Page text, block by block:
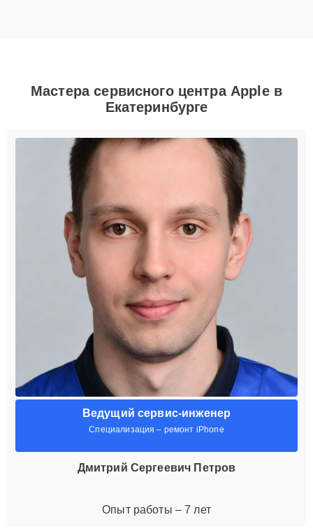
Мастера сервисного центра Apple в
Екатеринбурге
Ведущий сервис-инженер
Специализация – ремонт iPhone
Дмитрий Сергеевич Петров
Опыт работы – 7 лет